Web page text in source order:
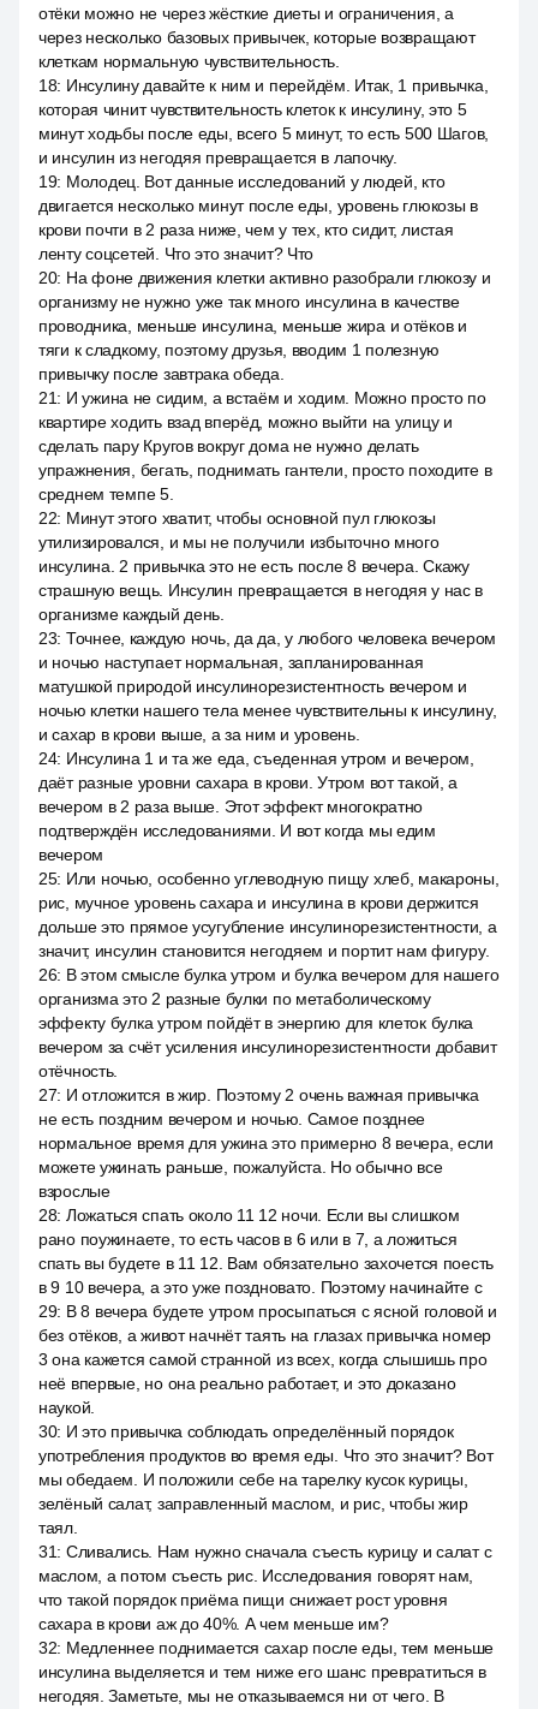
отёки можно не через жёсткие диеты и ограничения, а
через несколько базовых привычек, которые возвращают
клеткам нормальную чувствительность.
18: Инсулину давайте к ним и перейдём. Итак, 1 привычка,
которая чинит чувствительность клеток к инсулину, это 5
минут ходьбы после еды, всего 5 минут, то есть 500 Шагов,
и инсулин из негодяя превращается в лапочку.
19: Молодец. Вот данные исследований у людей, кто
двигается несколько минут после еды, уровень глюкозы в
крови почти в 2 раза ниже, чем у тех, кто сидит, листая
ленту соцсетей. Что это значит? Что
20: На фоне движения клетки активно разобрали глюкозу и
организму не нужно уже так много инсулина в качестве
проводника, меньше инсулина, меньше жира и отёков и
тяги к сладкому, поэтому друзья, вводим 1 полезную
привычку после завтрака обеда.
21: И ужина не сидим, а встаём и ходим. Можно просто по
квартире ходить взад вперёд, можно выйти на улицу и
сделать пару Кругов вокруг дома не нужно делать
упражнения, бегать, поднимать гантели, просто походите в
среднем темпе 5.
22: Минут этого хватит, чтобы основной пул глюкозы
утилизировался, и мы не получили избыточно много
инсулина. 2 привычка это не есть после 8 вечера. Скажу
страшную вещь. Инсулин превращается в негодяя у нас в
организме каждый день.
23: Точнее, каждую ночь, да да, у любого человека вечером
и ночью наступает нормальная, запланированная
матушкой природой инсулинорезистентность вечером и
ночью клетки нашего тела менее чувствительны к инсулину,
и сахар в крови выше, а за ним и уровень.
24: Инсулина 1 и та же еда, съеденная утром и вечером,
даёт разные уровни сахара в крови. Утром вот такой, а
вечером в 2 раза выше. Этот эффект многократно
подтверждён исследованиями. И вот когда мы едим
вечером
25: Или ночью, особенно углеводную пищу хлеб, макароны,
рис, мучное уровень сахара и инсулина в крови держится
дольше это прямое усугубление инсулинорезистентности, а
значит, инсулин становится негодяем и портит нам фигуру.
26: В этом смысле булка утром и булка вечером для нашего
организма это 2 разные булки по метаболическому
эффекту булка утром пойдёт в энергию для клеток булка
вечером за счёт усиления инсулинорезистентности добавит
отёчность.
27: И отложится в жир. Поэтому 2 очень важная привычка
не есть поздним вечером и ночью. Самое позднее
нормальное время для ужина это примерно 8 вечера, если
можете ужинать раньше, пожалуйста. Но обычно все
взрослые
28: Ложаться спать около 11 12 ночи. Если вы слишком
рано поужинаете, то есть часов в 6 или в 7, а ложиться
спать вы будете в 11 12. Вам обязательно захочется поесть
в 9 10 вечера, а это уже поздновато. Поэтому начинайте с
29: В 8 вечера будете утром просыпаться с ясной головой и
без отёков, а живот начнёт таять на глазах привычка номер
3 она кажется самой странной из всех, когда слышишь про
неё впервые, но она реально работает, и это доказано
наукой.
30: И это привычка соблюдать определённый порядок
употребления продуктов во время еды. Что это значит? Вот
мы обедаем. И положили себе на тарелку кусок курицы,
зелёный салат, заправленный маслом, и рис, чтобы жир
таял.
31: Сливались. Нам нужно сначала съесть курицу и салат с
маслом, а потом съесть рис. Исследования говорят нам,
что такой порядок приёма пищи снижает рост уровня
сахара в крови аж до 40%. А чем меньше им?
32: Медленнее поднимается сахар после еды, тем меньше
инсулина выделяется и тем ниже его шанс превратиться в
негодяя. Заметьте, мы не отказываемся ни от чего. В